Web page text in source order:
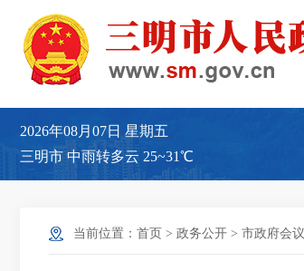
2026年08月07日 星期五
三明市中雨转多云 25~31℃
当前位置： 首页 > 政务公开 > 市政府会议